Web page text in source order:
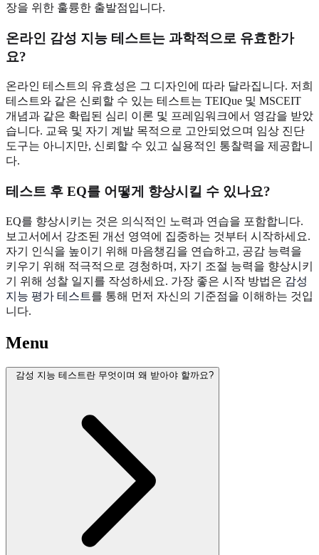
장을 위한 훌륭한 출발점입니다.
온라인 감성 지능 테스트는 과학적으로 유효한가
요?
온라인 테스트의 유효성은 그 디자인에 따라 달라집니다. 저희
테스트와 같은 신뢰할 수 있는 테스트는 TEIQue 및 MSCEIT
개념과 같은 확립된 심리 이론 및 프레임워크에서 영감을 받았
습니다. 교육 및 자기 계발 목적으로 고안되었으며 임상 진단
도구는 아니지만, 신뢰할 수 있고 실용적인 통찰력을 제공합니
다.
테스트 후 EQ를 어떻게 향상시킬 수 있나요?
EQ를 향상시키는 것은 의식적인 노력과 연습을 포함합니다.
보고서에서 강조된 개선 영역에 집중하는 것부터 시작하세요.
자기 인식을 높이기 위해 마음챙김을 연습하고, 공감 능력을
키우기 위해 적극적으로 경청하며, 자기 조절 능력을 향상시키
기 위해 성찰 일지를 작성하세요. 가장 좋은 시작 방법은 감성
지능 평가 테스트를 통해 먼저 자신의 기준점을 이해하는 것입
니다.
Menu
감성 지능 테스트란 무엇이며 왜 받아야 할까요?